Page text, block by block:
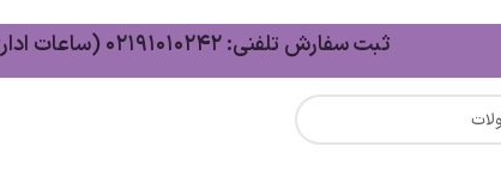
ثبت سفارش تلفنی: 02191010242 (ساعات اداری)